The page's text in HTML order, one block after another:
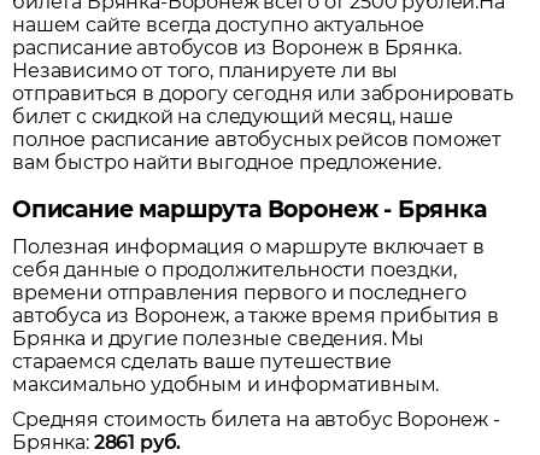
нашем сайте всегда доступно актуальное
расписание автобусов из Воронеж в Брянка.
Независимо от того, планируете ли вы
отправиться в дорогу сегодня или забронировать
билет с скидкой на следующий месяц, наше
полное расписание автобусных рейсов поможет
вам быстро найти выгодное предложение.
Описание маршрута Воронеж - Брянка
Полезная информация о маршруте включает в
себя данные о продолжительности поездки,
времени отправления первого и последнего
автобуса из Воронеж, а также время прибытия в
Брянка и другие полезные сведения. Мы
стараемся сделать ваше путешествие
максимально удобным и информативным.
Средняя стоимость билета на автобус Воронеж -
Брянка: 2861 руб.